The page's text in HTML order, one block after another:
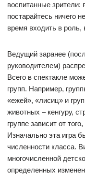
воспитанные зрители:
постарайтесь ничего
время входить в роль,
Ведущий заранее
руководителем)
Всего в спектакле
групп. Например,
«ежей», «лисиц» и
животных – кенгуру,
группе зависит от
Изначально эта игра
численности класса.
многочисленной
определенных